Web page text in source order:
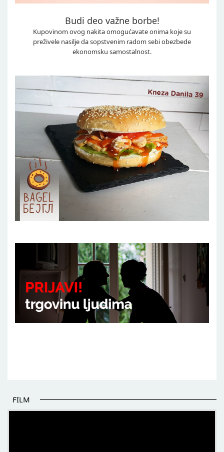
Budi deo važne borbe!
Kupovinom ovog nakita omogućavate onima koje su
preživele nasilje da sopstvenim radom sebi obezbede
ekonomsku samostalnost.
FILM